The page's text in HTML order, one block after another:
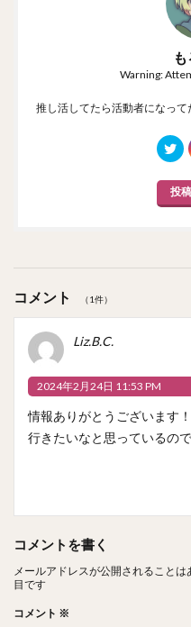
Warning:
推し活してたら活動者になっ
投
コメント （1件）
Liz.B.C.
2024年2月24日 11:53 PM
情報ありがとうございます！
行きたいなと思っているの
コメントを書く
メールアドレスが公開されることは
目です
コメント ※